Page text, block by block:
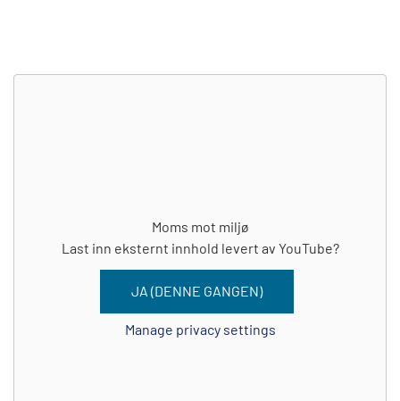
Moms mot miljø
Last inn eksternt innhold levert av YouTube?
JA (DENNE GANGEN)
Manage privacy settings